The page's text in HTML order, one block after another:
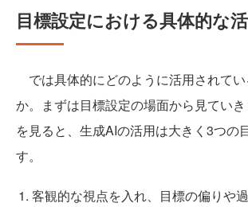
目標設定における具体的な
では具体的にどのように活用されてい
か。まずは目標設定の場面から見てい
を見ると、生成AIの活用は大きく3つの
す。
客観的な視点を入れ、目標の偏りや